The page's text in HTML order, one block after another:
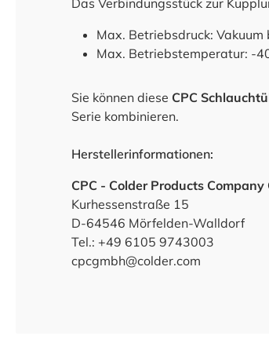
Das Verbindungsstück zur
Max. Betriebsdruck: Vakuum
Max. Betriebstemperatur: -
Sie können diese CPC
Serie kombinieren.
Herstellerinformationen:
CPC - Colder Products Company
Kurhessenstraße 15
D-64546 Mörfelden-Walldorf
Tel.: +49 6105 9743003
cpcgmbh@colder.com